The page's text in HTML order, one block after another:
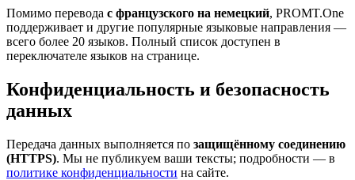
Помимо перевода с французского на немецкий, PROMT.One
поддерживает и другие популярные языковые направления —
всего более 20 языков. Полный список доступен в
переключателе языков на странице.
Конфиденциальность и безопасность
данных
Передача данных выполняется по защищённому соединению
(HTTPS). Мы не публикуем ваши тексты; подробности — в
политике конфиденциальности на сайте.